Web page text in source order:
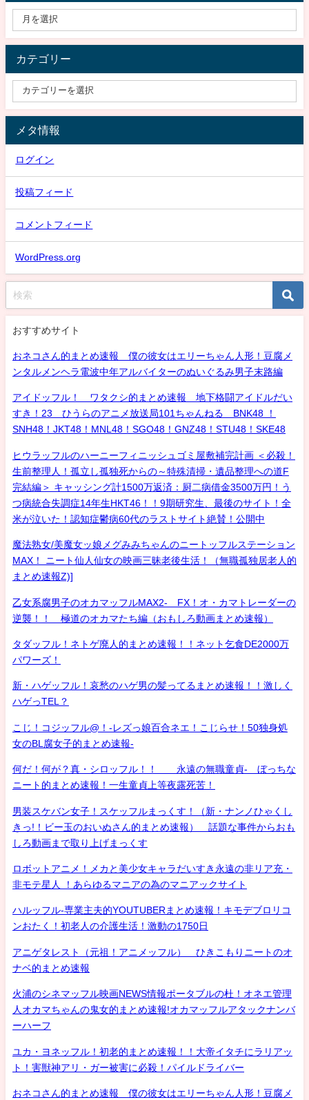
カテゴリー
メタ情報
ログイン
投稿フィード
コメントフィード
WordPress.org
おすすめサイト
おネコさん的まとめ速報 僕の彼女はエリーちゃん人形！豆腐メ
ンタルメンヘラ電波中年アルバイターのぬいぐるみ男子末路編
アイドッフル！ ワタクシ的まとめ速報 地下格闘アイドルだい
すき！23 ひうらのアニメ放送局101ちゃんねる BNK48 ！
SNH48！JKT48！MNL48！SGO48！GNZ48！STU48！SKE48
ヒウラッフルのハーニーフィニッシュゴミ屋敷補完計画 ＜必殺！
生前整理人！孤立し孤独死からの～特殊清掃・遺品整理への道F
完結編＞ キャッシング計1500万返済：厨二病借金3500万円！う
つ病統合失調症14年生HKT46！！9期研究生、最後のサイト！全
米が泣いた！認知症鬱病60代のラストサイト絶賛！公開中
魔法熟女/美魔女ッ娘メグみみちゃんのニートッフルステーション
MAX！ ニート仙人仙女の映画三昧老後生活！（無職孤独居老人的
まとめ速報Z)]
乙女系腐男子のオカマッフルMAX2- FX！オ・カマトレーダーの
逆襲！！ 極道のオカマたち編（おもしろ動画まとめ速報）
タダッフル！ネトゲ廃人的まとめ速報！！ネット乞食DE2000万
パワーズ！
新・ハゲッフル！哀愁のハゲ男の髪ってるまとめ速報！！激しく
ハゲっTEL？
こじ！コジッフル@！-レズっ娘百合ネエ！こじらせ！50独身処
女のBL腐女子的まとめ速報-
何だ！何が？真・シロッフル！！ 永遠の無職童貞- ぼっちな
ニート的まとめ速報！一生童貞上等夜露死苦！
男装スケバン女子！スケッフルまっくす！（新・ナンノひゃくし
きっ!！ビー玉のおいぬさん的まとめ速報） 話題な事件からおも
しろ動画まで取り上げまっくす
ロボットアニメ！メカと美少女キャラだいすき永遠の非リア充・
非モテ星人 ！あらゆるマニアの為のマニアックサイト
ハルッフル-専業主夫的YOUTUBERまとめ速報！キモデブロリコ
ンおたく！初老人の介護生活！激動の1750日
アニゲタレスト（元祖！アニメッフル） ひきこもりニートのオ
ナベ的まとめ速報
火浦のシネマッフル映画NEWS情報ポータブルの杜！オネエ管理
人オカマちゃんの鬼女的まとめ速報!オカマッフルアタックナンバ
ーハーフ
ユカ・ヨネッフル！初老的まとめ速報！！大帝イタチにラリアッ
ト！害獣神アリ・ガー被害に必殺！パイルドライバー
おネコさん的まとめ速報 僕の彼女はエリーちゃん人形！豆腐メ